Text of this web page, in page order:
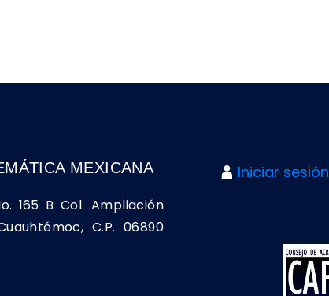
MEXICANA
165 B Col. Ampliación
C.P. 06890
Iniciar sesión